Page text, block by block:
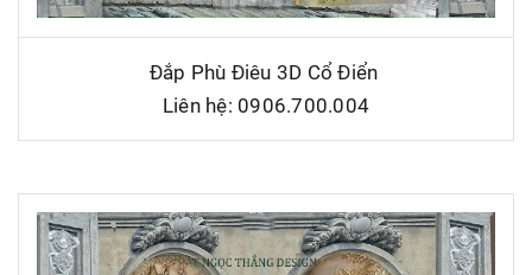
Đắp Phù Điêu 3D Cổ Điển
Liên hệ: 0906.700.004